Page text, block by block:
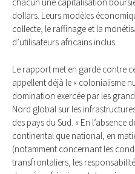
dollars. Leurs modèles
collecte, le raffinage et la
d’utilisateurs africains inclus.
Le rapport met en garde contre
appellent déjà le « colonialisme
domination exercée par les
Nord global sur les
des pays du Sud. « En l’absence
continental que national, en
(notamment concernant les
transfrontaliers, les